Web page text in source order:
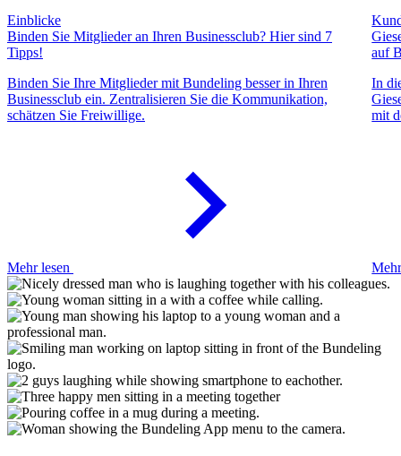
Einblicke
Binden Sie Mitglieder an Ihren Businessclub? Hier sind 7
Tipps!
Binden Sie Ihre Mitglieder mit Bundeling besser in Ihren
Businessclub ein. Zentralisieren Sie die Kommunikation,
schätzen Sie Freiwillige.
Mehr lesen
auf
In
mit